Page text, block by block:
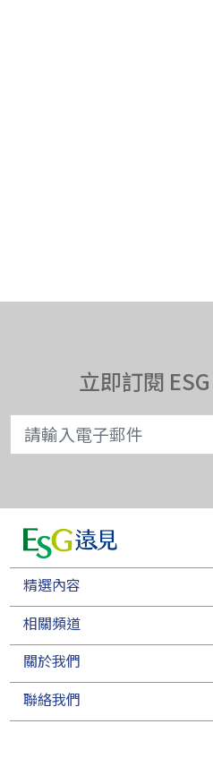
立即訂閱
精選內容
相關頻道
關於我們
聯絡我們